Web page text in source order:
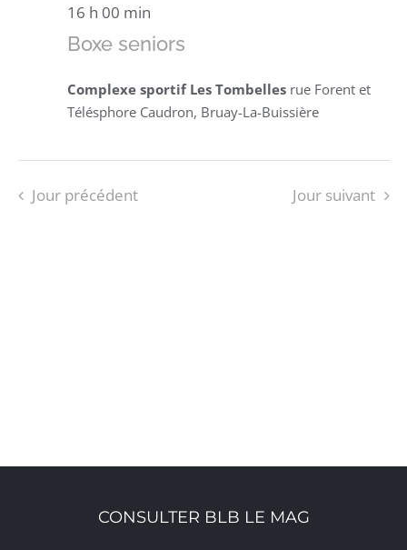
16 h 00 min
Boxe seniors
Complexe sportif Les Tombelles rue Forent et
Télésphore Caudron, Bruay-La-Buissière
Jour précédent Jour suivant
CONSULTER BLB LE MAG